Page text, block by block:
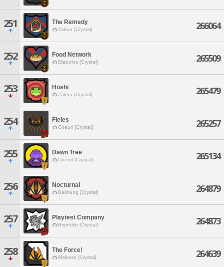
251 The Remedy
Zalera [Crystal] 266064
252 Food Network
Diabolos [Crystal] 265509
253 Hoshi
Zalera [Crystal] 265479
254 FIeles
Coeurl [Crystal] 265257
255 Dawn Tree
Coeurl [Crystal] 265134
256 Nocturnal
Balmung [Crystal] 264879
257 Playtest Company
Brynhildr [Crystal] 264873
258 The Force!
Malboro [Crystal] 264639